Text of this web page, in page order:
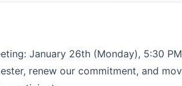
January 26th (Monday), 5:30
renew our commitment, and